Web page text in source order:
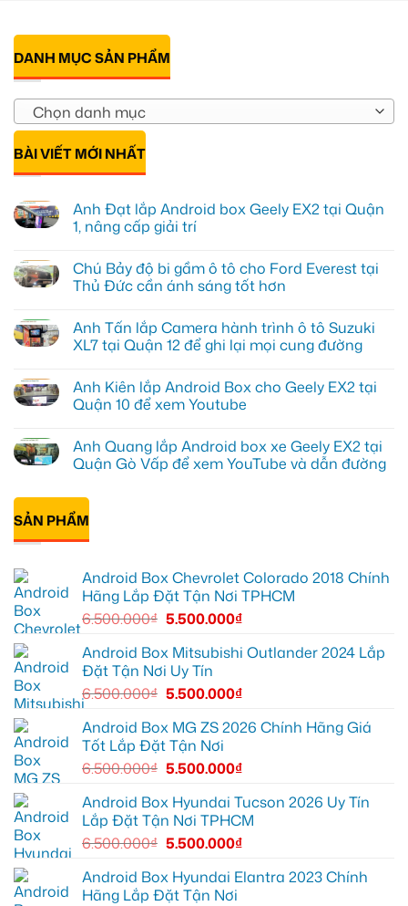
DANH MỤC SẢN PHẨM
Chọn danh mục
BÀI VIẾT MỚI NHẤT
Anh Đạt lắp Android box Geely EX2 tại Quận
1, nâng cấp giải trí
bình
luận
ở
lắp
Android
box
tại
Quận
1,
giải
trí
Chú Bảy độ bi gầm ô tô cho Ford Everest tại
Thủ Đức cần ánh sáng tốt hơn
bình
luận
ở
độ
bi
gầm
cho
Ford
Everest
Thủ
Đức
cần
ánh
sáng
Anh Tấn lắp Camera hành trình ô tô Suzuki
XL7 tại Quận 12 để ghi lại mọi cung đường
bình
luận
ở
lắp
Camera
hành
ô
Suzuki
XL7
tại
ghi
mọi
cung
đường
Anh Kiên lắp Android Box cho Geely EX2 tại
Quận 10 để xem Youtube
bình
luận
ở
Kiên
Android
Box
cho
tại
Quận
xem
Youtube
Anh Quang lắp Android box xe Geely EX2 tại
Quận Gò Vấp để xem YouTube và dẫn đường
có
luận
ở
Anh
Android
box
Geely
EX2
tại
Quận
Gò
Vấp
xem
YouTube
dẫn
đường
SẢN PHẨM
Android Box Chevrolet Colorado 2018 Chính
Hãng Lắp Đặt Tận Nơi TPHCM
6.500.000₫ 5.500.000₫
Android Box Mitsubishi Outlander 2024 Lắp
Đặt Tận Nơi Uy Tín
6.500.000₫ 5.500.000₫
Android Box MG ZS 2026 Chính Hãng Giá
Tốt Lắp Đặt Tận Nơi
6.500.000₫ 5.500.000₫
Android Box Hyundai Tucson 2026 Uy Tín
Lắp Đặt Tận Nơi TPHCM
6.500.000₫ 5.500.000₫
Android Box Hyundai Elantra 2023 Chính
Hãng Lắp Đặt Tận Nơi